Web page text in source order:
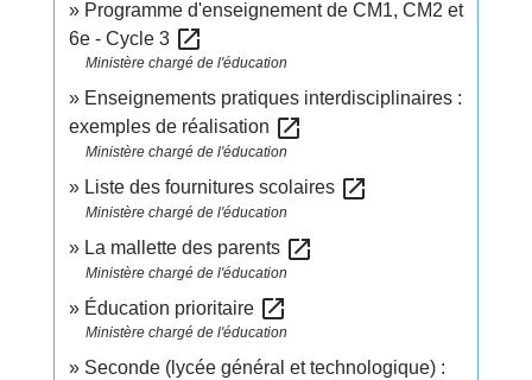
Programme d'enseignement de CM1, CM2 et
6e - Cycle 3 open_in_new
Ministère chargé de l'éducation
Enseignements pratiques interdisciplinaires :
exemples de réalisation open_in_new
Ministère chargé de l'éducation
Liste des fournitures scolaires open_in_new
Ministère chargé de l'éducation
La mallette des parents open_in_new
Ministère chargé de l'éducation
Éducation prioritaire open_in_new
Ministère chargé de l'éducation
Seconde (lycée général et technologique) :